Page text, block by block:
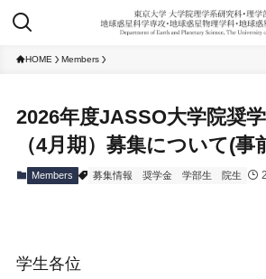
HOME Members
2026年度JASSO大学院奨
（4月期）募集について(事
Members 募集情報 奨学金 学部生 院生
学生各位